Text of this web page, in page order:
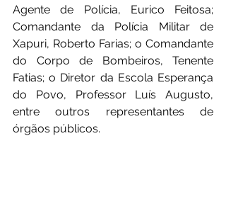
Agente de Polícia, Eurico Feitosa;
Comandante da Polícia Militar de
Xapuri, Roberto Farias; o Comandante
do Corpo de Bombeiros, Tenente
Fatias; o Diretor da Escola Esperança
do Povo, Professor Luís Augusto,
entre outros representantes de
órgãos públicos.